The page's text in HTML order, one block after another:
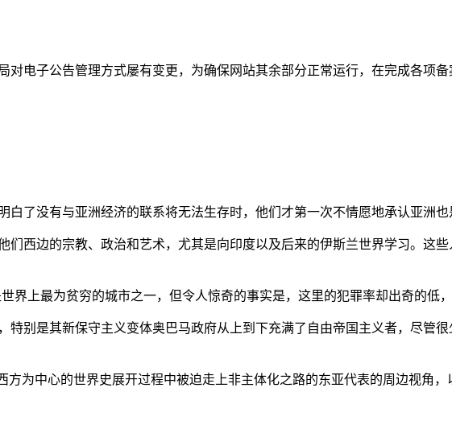
对电子公告管理方式屡有变更，为确保网站其余部分正常运行，在完成各项
了没有与亚洲经济的联系将无法生存时，他们才第一次不情愿地承认亚洲也
们西边的宗教、政治和艺术，尤其是向印度以及后来的伊斯兰世界学习。这
界上最为贫穷的城市之一，但令人惊奇的事实是，这里的犯罪率却出奇的低
特别是其新保守主义变体奥巴马政府从上到下充满了自由帝国主义者，尽管
方为中心的世界史展开过程中被迫走上非主体化之路的东亚代表的周边视角